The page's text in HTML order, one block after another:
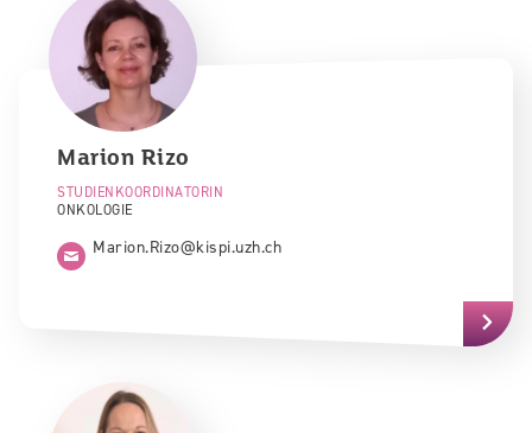
Marion Rizo
STUDIENKOORDINATORIN
ONKOLOGIE
Marion.Rizo@kispi.uzh.ch